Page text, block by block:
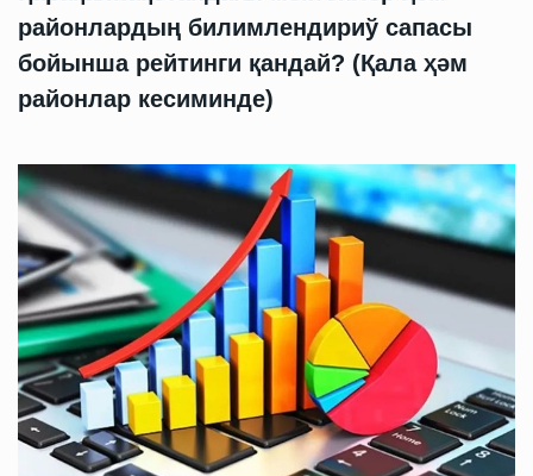
районлардың билимлендириў сапасы
бойынша рейтинги қандай? (Қала ҳәм
районлар кесиминде)